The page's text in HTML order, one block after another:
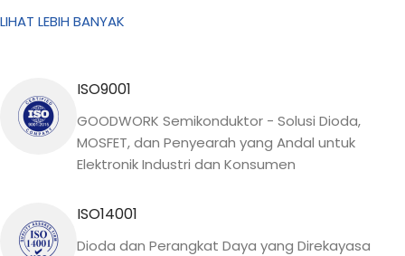
LIHAT LEBIH BANYAK
ISO9001
GOODWORK Semikonduktor - Solusi Dioda,
MOSFET, dan Penyearah yang Andal untuk
Elektronik Industri dan Konsumen
ISO14001
Dioda dan Perangkat Daya yang Direkayasa